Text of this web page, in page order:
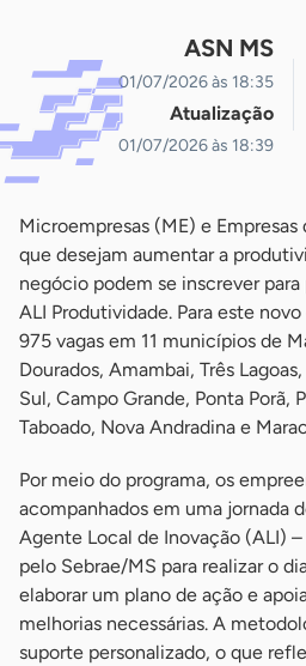
ASN MS
01/07/2026 às 18:35
Atualização
01/07/2026 às 18:39
Microempresas (ME) e Empresas
que desejam aumentar a
negócio podem se inscrever
ALI Produtividade. Para este
975 vagas em 11 municípios de
Dourados, Amambai, Três
Sul, Campo Grande, Ponta Porã,
Taboado, Nova Andradina e
Por meio do programa, os
acompanhados em uma jornada
Agente Local de Inovação (ALI)
pelo Sebrae/MS para realizar o
elaborar um plano de ação e
melhorias necessárias. A
suporte personalizado, o que